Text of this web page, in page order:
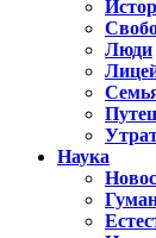
Люди
Наука